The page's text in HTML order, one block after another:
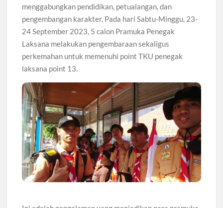
menggabungkan pendidikan, petualangan, dan
pengembangan karakter. Pada hari Sabtu-Minggu, 23-
24 September 2023, 5 calon Pramuka Penegak
Laksana melakukan pengembaraan sekaligus
perkemahan untuk memenuhi point TKU penegak
laksana point 13.